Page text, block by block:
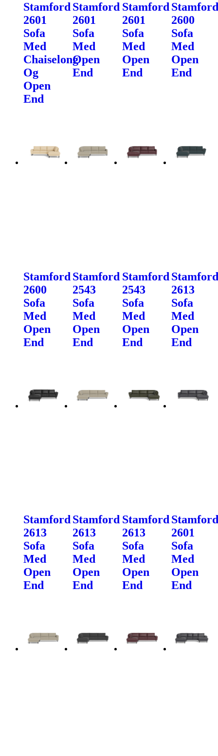
Stamford
2601
Sofa
Med
Chaiselong
Og
Open
End
Stamford
2601
Sofa
Med
Open
End
Stamford
2601
Sofa
Med
Open
End
Stamford
2600
Sofa
Med
Open
End
Stamford
2600
Sofa
Med
Open
End
Stamford
2543
Sofa
Med
Open
End
Stamford
2543
Sofa
Med
Open
End
Stamford
2613
Sofa
Med
Open
End
Stamford
2613
Sofa
Med
Open
End
Stamford
2613
Sofa
Med
Open
End
Stamford
2613
Sofa
Med
Open
End
Stamford
2601
Sofa
Med
Open
End